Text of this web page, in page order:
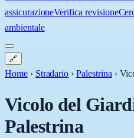
assicurazioneVerifica revisione
ambientale
🔗
Home › Stradario › Palestrina ›
Vicolo del
Palestrina